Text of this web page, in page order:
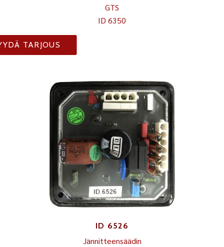
GTS
ID 6350
TARJOUS
ID 6526
Jännitteensäädin